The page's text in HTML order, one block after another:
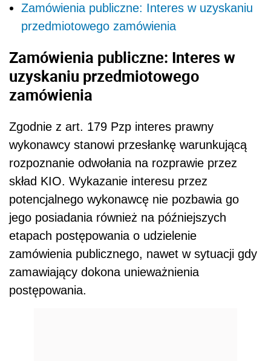
Zamówienia publiczne: Interes w uzyskaniu
przedmiotowego zamówienia
Zamówienia publiczne: Interes w
uzyskaniu przedmiotowego
zamówienia
Zgodnie z art. 179 Pzp interes prawny
wykonawcy stanowi przesłankę warunkującą
rozpoznanie odwołania na rozprawie przez
skład KIO. Wykazanie interesu przez
potencjalnego wykonawcę nie pozbawia go
jego posiadania również na późniejszych
etapach postępowania o udzielenie
zamówienia publicznego, nawet w sytuacji gdy
zamawiający dokona unieważnienia
postępowania.